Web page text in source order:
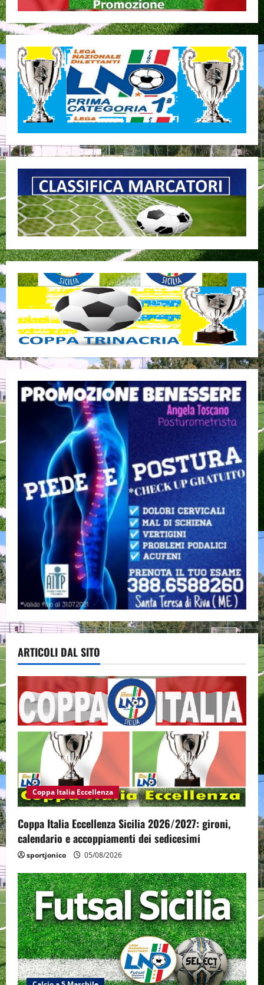
ARTICOLI DAL SITO
Coppa Italia Eccellenza
Coppa Italia Eccellenza Sicilia 2026/2027: gironi,
calendario e accoppiamenti dei sedicesimi
sportjonico 05/08/2026